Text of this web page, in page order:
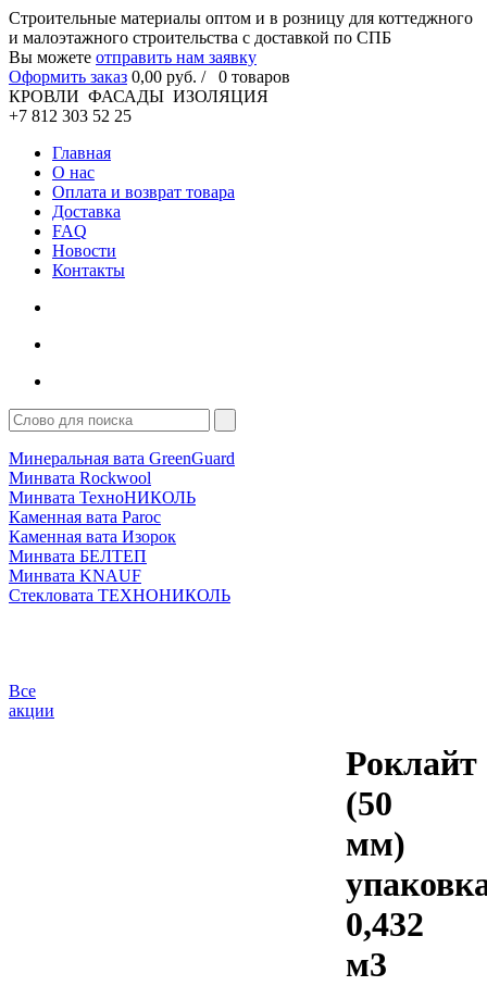
Cтроительные материалы оптом и в розницу для коттеджного
и малоэтажного строительства с доставкой по СПБ
Вы можете отправить нам заявку
Оформить заказ 0,00 руб. / 0 товаров
КРОВЛИ ФАСАДЫ ИЗОЛЯЦИЯ
+7 812 303 52 25
Главная
О нас
Оплата и возврат товара
Доставка
FAQ
Новости
Контакты
Минеральная вата GreenGuard
Минвата Rockwool
Минвата ТехноНИКОЛЬ
Каменная вата Paroc
Каменная вата Изорок
Минвата БЕЛТЕП
Минвата KNAUF
Стекловата ТЕХНОНИКОЛЬ
Все
акции
Роклайт
(50
мм)
0,432
м3